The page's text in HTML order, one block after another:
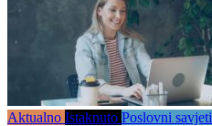
Aktualno Istaknuto Poslovni savjeti